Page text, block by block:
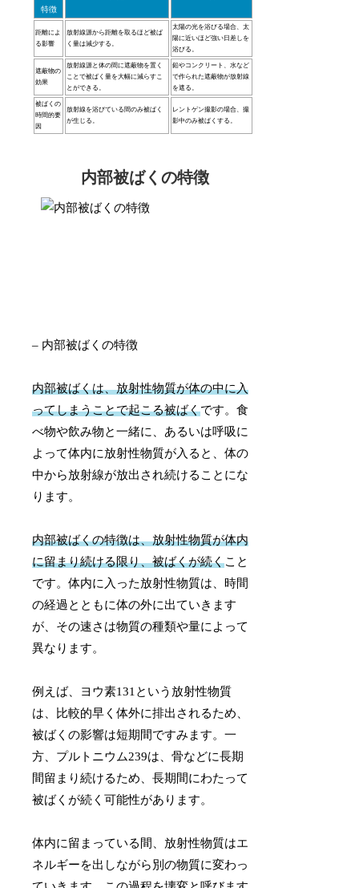
特徴
距離によ
る影響
放射線源から距離を取るほど被ば
く量は減少する。
太陽の光を浴びる場合、太
陽に近いほど強い日差しを
浴びる。
遮蔽物の
効果
放射線源と体の間に遮蔽物を置く
ことで被ばく量を大幅に減らすこ
とができる。
鉛やコンクリート、水など
で作られた遮蔽物が放射線
を遮る。
被ばくの
時間的要
因
放射線を浴びている間のみ被ばく
が生じる。
レントゲン撮影の場合、撮
影中のみ被ばくする。
内部被ばくの特徴
– 内部被ばくの特徴
内部被ばくは、放射性物質が体の中に入
ってしまうことで起こる被ばくです。食
べ物や飲み物と一緒に、あるいは呼吸に
よって体内に放射性物質が入ると、体の
中から放射線が放出され続けることにな
ります。
内部被ばくの特徴は、放射性物質が体内
に留まり続ける限り、被ばくが続くこと
です。体内に入った放射性物質は、時間
の経過とともに体の外に出ていきます
が、その速さは物質の種類や量によって
異なります。
例えば、ヨウ素131という放射性物質
は、比較的早く体外に排出されるため、
被ばくの影響は短期間ですみます。一
方、プルトニウム239は、骨などに長期
間留まり続けるため、長期間にわたって
被ばくが続く可能性があります。
体内に留まっている間、放射性物質はエ
ネルギーを出しながら別の物質に変わっ